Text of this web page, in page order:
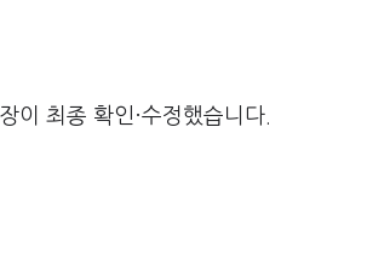
이 최종 확인·수정했습니다.